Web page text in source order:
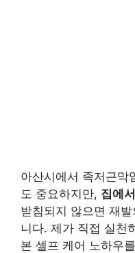
아산시에서 족저근막
도 중요하지만, 집에
받침되지 않으면 재
니다. 제가 직접 실천
본 셀프 케어 노하우